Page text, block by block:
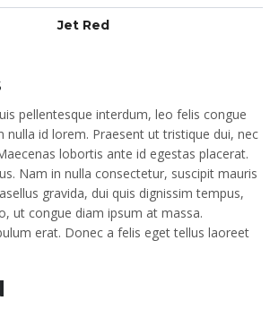
Jet Red
pellentesque interdum, leo felis congue
nulla id lorem. Praesent ut tristique dui, nec
lobortis ante id egestas placerat.
Nam in nulla consectetur, suscipit mauris
gravida, dui quis dignissim tempus,
ut congue diam ipsum at massa.
erat. Donec a felis eget tellus laoreet